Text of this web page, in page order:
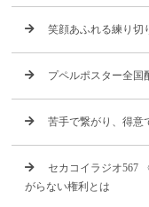
笑顔あふれる練り切
プペルポスター全国
苦手で繋がり、得意
セカコイラジオ567
がらない権利とは